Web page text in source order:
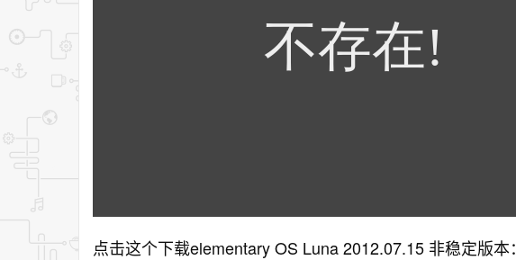
点击这个下载elementary OS Luna 2012.07.15 非稳定版本：